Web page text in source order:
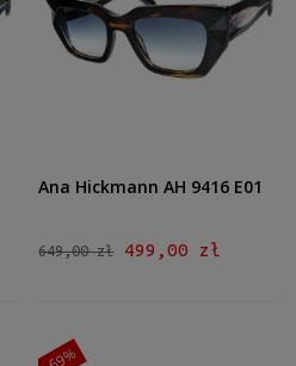
Ana Hickmann AH 9416 E01
649,00 zł 499,00 zł